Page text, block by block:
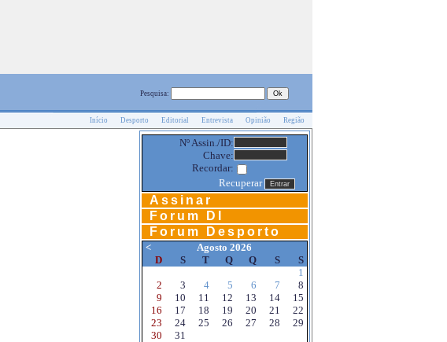
Pesquisa:
Início Desporto Editorial Entrevista Opinião Região
Nº Assin./ID:
Chave:
Recordar:
Recuperar
Assinar
Forum DI
Forum Desporto
<
Agosto 2026
D
S T Q Q S
S
1
2
3 4 5 6 7
8
9
10 11 12 13 14
15
16
17 18 19 20 21
22
23
24 25 26 27 28
29
30
31